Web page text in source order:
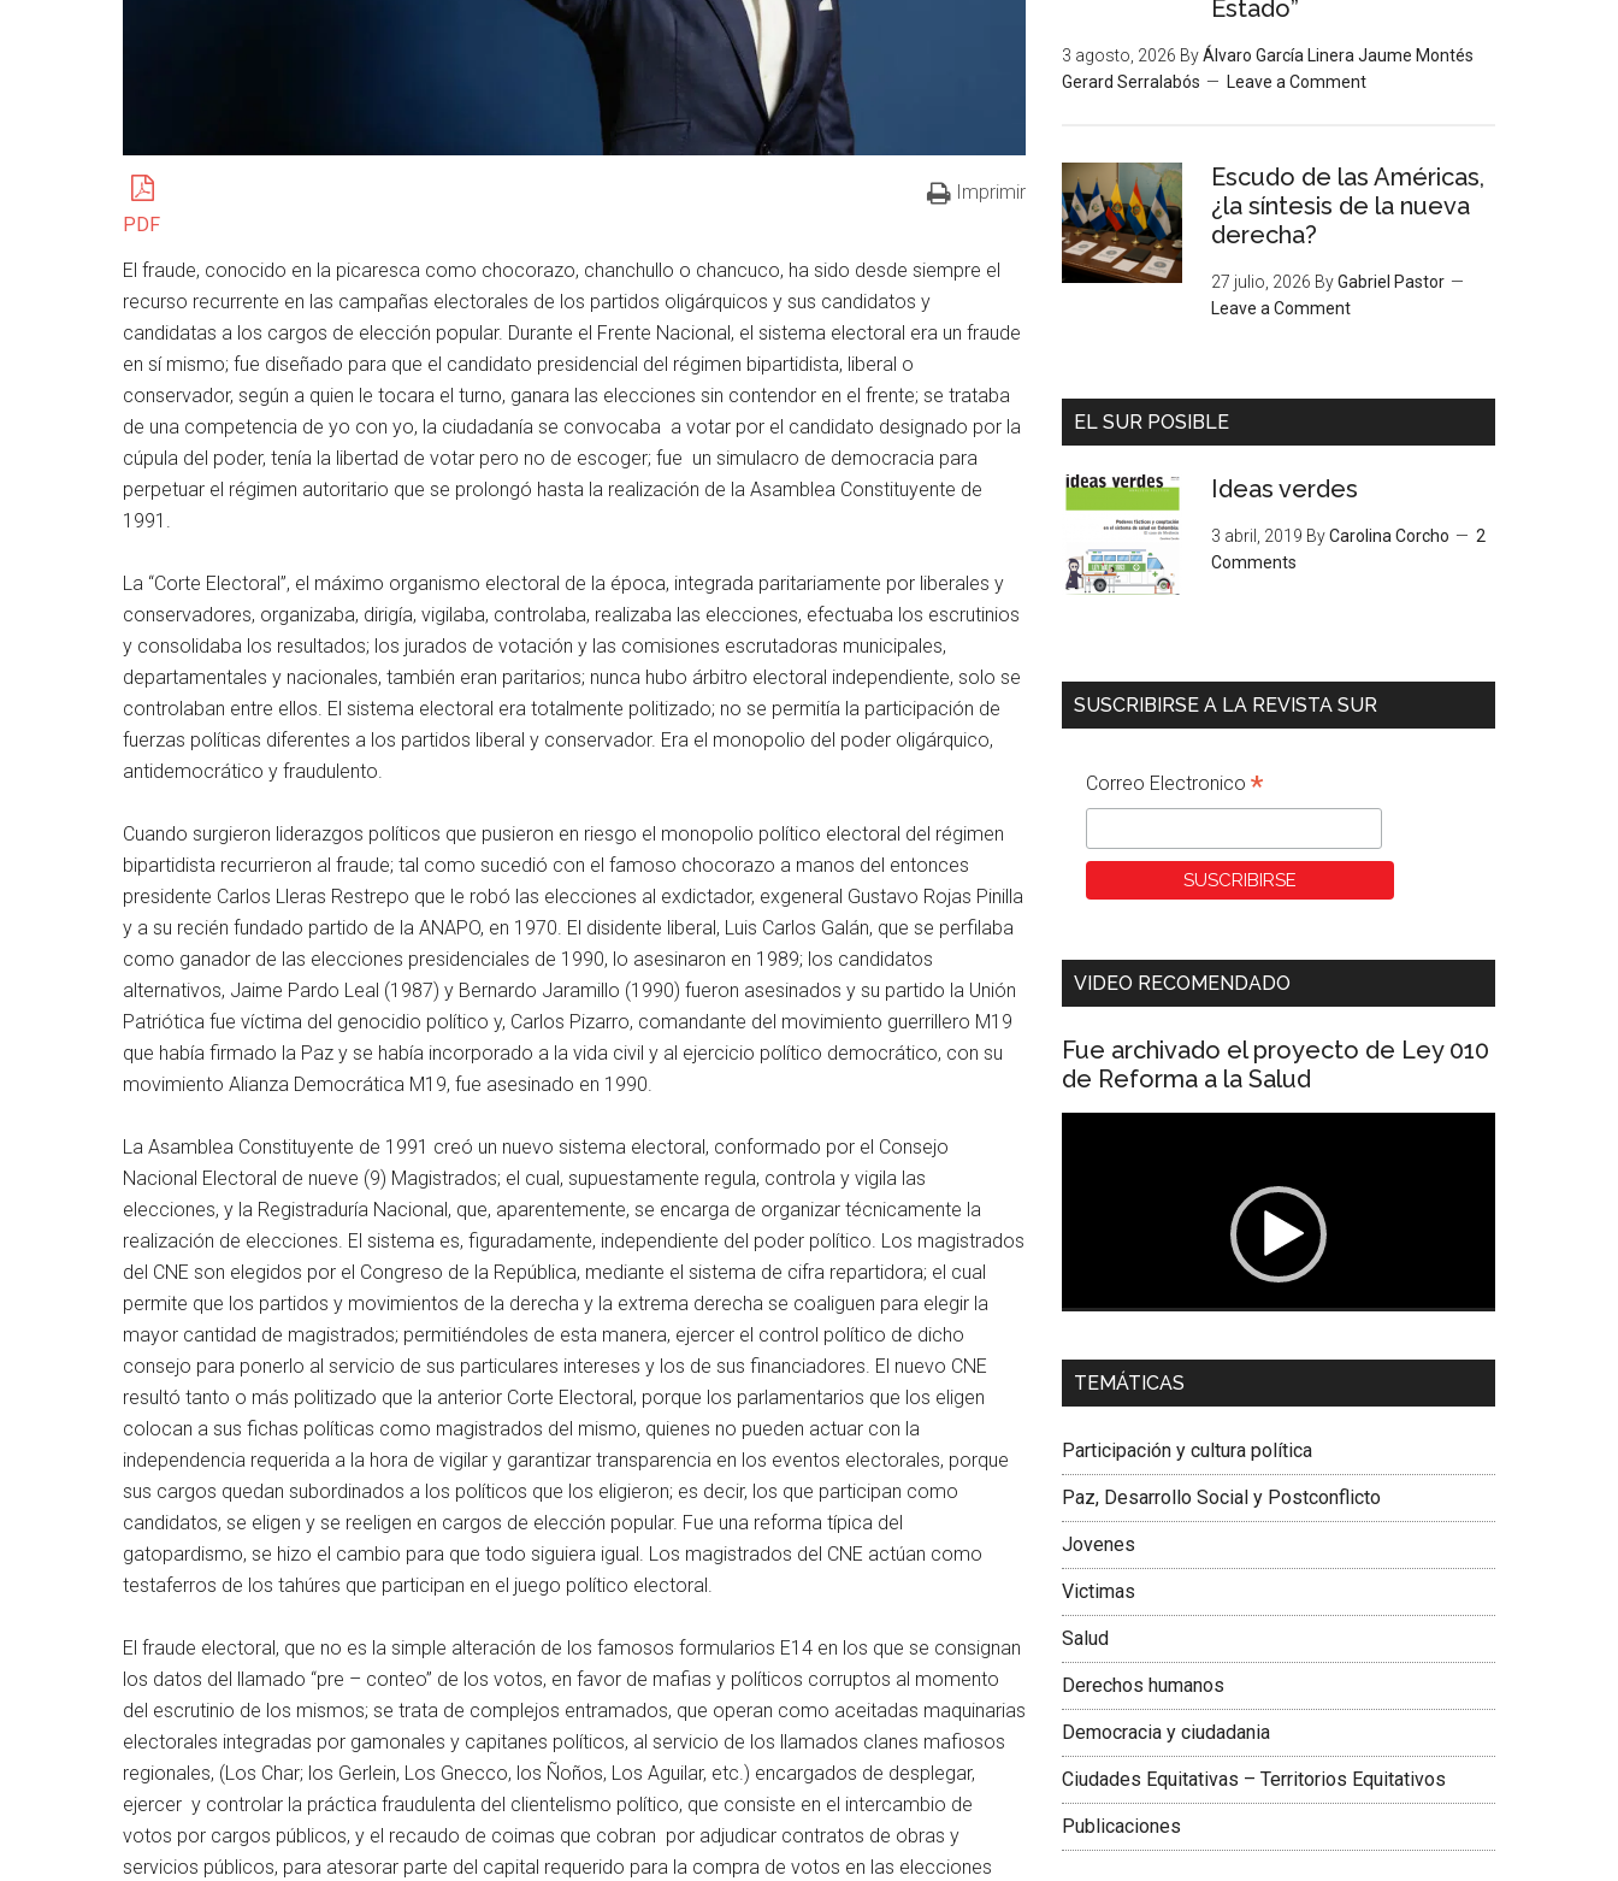
PDF
Imprimir
El fraude, conocido en la picaresca como chocorazo, chanchullo o chancuco, ha sido desde siempre el
recurso recurrente en las campañas electorales de los partidos oligárquicos y sus candidatos y
candidatas a los cargos de elección popular. Durante el Frente Nacional, el sistema electoral era un fraude
en sí mismo; fue diseñado para que el candidato presidencial del régimen bipartidista, liberal o
conservador, según a quien le tocara el turno, ganara las elecciones sin contendor en el frente; se trataba
de una competencia de yo con yo, la ciudadanía se convocaba a votar por el candidato designado por la
cúpula del poder, tenía la libertad de votar pero no de escoger; fue un simulacro de democracia para
perpetuar el régimen autoritario que se prolongó hasta la realización de la Asamblea Constituyente de
1991.
La “Corte Electoral”, el máximo organismo electoral de la época, integrada paritariamente por liberales y
conservadores, organizaba, dirigía, vigilaba, controlaba, realizaba las elecciones, efectuaba los escrutinios
y consolidaba los resultados; los jurados de votación y las comisiones escrutadoras municipales,
departamentales y nacionales, también eran paritarios; nunca hubo árbitro electoral independiente, solo se
controlaban entre ellos. El sistema electoral era totalmente politizado; no se permitía la participación de
fuerzas políticas diferentes a los partidos liberal y conservador. Era el monopolio del poder oligárquico,
antidemocrático y fraudulento.
Cuando surgieron liderazgos políticos que pusieron en riesgo el monopolio político electoral del régimen
bipartidista recurrieron al fraude; tal como sucedió con el famoso chocorazo a manos del entonces
presidente Carlos Lleras Restrepo que le robó las elecciones al exdictador, exgeneral Gustavo Rojas Pinilla
y a su recién fundado partido de la ANAPO, en 1970. El disidente liberal, Luis Carlos Galán, que se perfilaba
como ganador de las elecciones presidenciales de 1990, lo asesinaron en 1989; los candidatos
alternativos, Jaime Pardo Leal (1987) y Bernardo Jaramillo (1990) fueron asesinados y su partido la Unión
Patriótica fue víctima del genocidio político y, Carlos Pizarro, comandante del movimiento guerrillero M19
que había firmado la Paz y se había incorporado a la vida civil y al ejercicio político democrático, con su
movimiento Alianza Democrática M19, fue asesinado en 1990.
La Asamblea Constituyente de 1991 creó un nuevo sistema electoral, conformado por el Consejo
Nacional Electoral de nueve (9) Magistrados; el cual, supuestamente regula, controla y vigila las
elecciones, y la Registraduría Nacional, que, aparentemente, se encarga de organizar técnicamente la
realización de elecciones. El sistema es, figuradamente, independiente del poder político. Los magistrados
del CNE son elegidos por el Congreso de la República, mediante el sistema de cifra repartidora; el cual
permite que los partidos y movimientos de la derecha y la extrema derecha se coaliguen para elegir la
mayor cantidad de magistrados; permitiéndoles de esta manera, ejercer el control político de dicho
consejo para ponerlo al servicio de sus particulares intereses y los de sus financiadores. El nuevo CNE
resultó tanto o más politizado que la anterior Corte Electoral, porque los parlamentarios que los eligen
colocan a sus fichas políticas como magistrados del mismo, quienes no pueden actuar con la
independencia requerida a la hora de vigilar y garantizar transparencia en los eventos electorales, porque
sus cargos quedan subordinados a los políticos que los eligieron; es decir, los que participan como
candidatos, se eligen y se reeligen en cargos de elección popular. Fue una reforma típica del
gatopardismo, se hizo el cambio para que todo siguiera igual. Los magistrados del CNE actúan como
testaferros de los tahúres que participan en el juego político electoral.
El fraude electoral, que no es la simple alteración de los famosos formularios E14 en los que se consignan
los datos del llamado “pre – conteo” de los votos, en favor de mafias y políticos corruptos al momento
del escrutinio de los mismos; se trata de complejos entramados, que operan como aceitadas maquinarias
electorales integradas por gamonales y capitanes políticos, al servicio de los llamados clanes mafiosos
regionales, (Los Char; los Gerlein, Los Gnecco, los Ñoños, Los Aguilar, etc.) encargados de desplegar,
ejercer y controlar la práctica fraudulenta del clientelismo político, que consiste en el intercambio de
votos por cargos públicos, y el recaudo de coimas que cobran por adjudicar contratos de obras y
servicios públicos, para atesorar parte del capital requerido para la compra de votos en las elecciones
Estado”
3 agosto, 2026 ByÁlvaro García Linera Jaume Montés
Gerard Serralabós
Leave a Comment
Escudo de las Américas,
¿la síntesis de la nueva
derecha?
27 julio, 2026 ByGabriel Pastor
Leave a Comment
EL SUR POSIBLE
Ideas verdes
3 abril, 2019 ByCarolina Corcho
2
Comments
SUSCRIBIRSE A LA REVISTA SUR
Correo Electronico *
VIDEO RECOMENDADO
Fue archivado el proyecto de Ley 010
de Reforma a la Salud
Dra. Carolina Corcho Mejía,
Latinoamericana Sur, Vicepresidenta Federación
TEMÁTICAS
Participación y cultura política
Paz, Desarrollo Social y Postconflicto
Jovenes
Victimas
Salud
Derechos humanos
Democracia y ciudadania
Ciudades Equitativas – Territorios Equitativos
Publicaciones